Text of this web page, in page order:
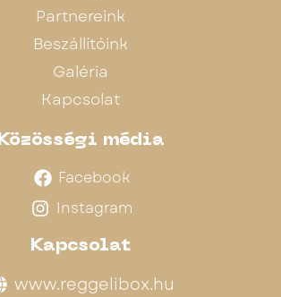
Partnereink
Beszállítóink
Galéria
Kapcsolat
Közösségi média
Facebook
Instagram
Kapcsolat
www.reggelibox.hu